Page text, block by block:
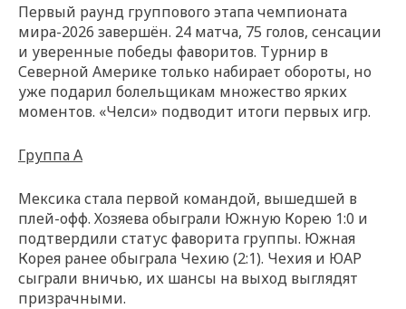
Первый раунд группового этапа чемпионата
мира-2026 завершён. 24 матча, 75 голов, сенсации
и уверенные победы фаворитов. Турнир в
Северной Америке только набирает обороты, но
уже подарил болельщикам множество ярких
моментов. «Челси» подводит итоги первых игр.
Группа A
Мексика стала первой командой, вышедшей в
плей-офф. Хозяева обыграли Южную Корею 1:0 и
подтвердили статус фаворита группы. Южная
Корея ранее обыграла Чехию (2:1). Чехия и ЮАР
сыграли вничью, их шансы на выход выглядят
призрачными.